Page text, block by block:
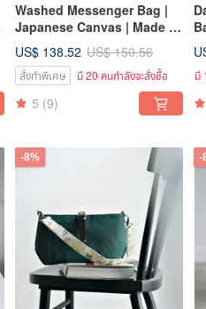
Washed Messenger Bag |
Japanese Canvas | Made in
Taiwan | Handmade
US$ 138.52 US$ 150.56
สั่งทำพิเศษ มี 20 คนกำลังจะสั่งซื้อ
5 (9)
มี
-8% -